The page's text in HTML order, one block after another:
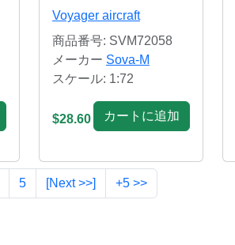
Voyager aircraft
商品番号: SVM72058
メーカー Sova-M
スケール: 1:72
$28.60 カートに追加
5 [Next >>] +5 >>